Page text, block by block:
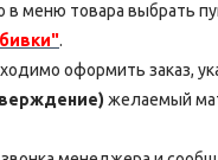
в меню товара выбрать
.
оформить заказ,
желаемый